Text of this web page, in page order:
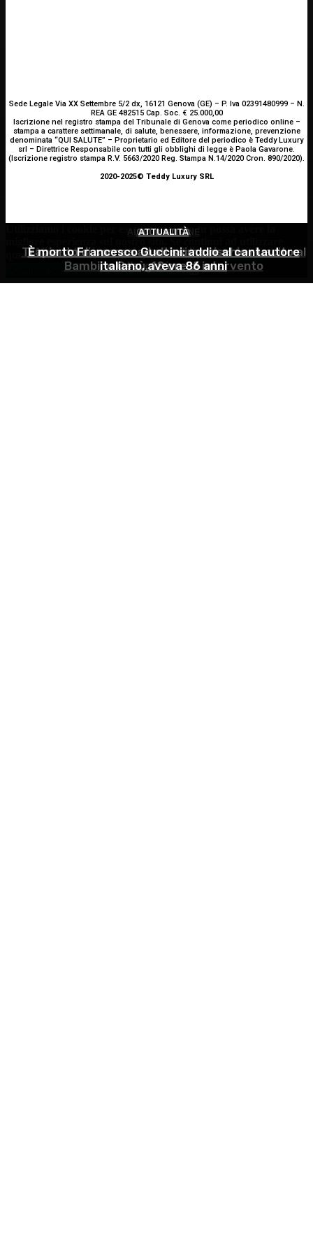
ALIMENTAZIONE
Alimentazione nei mesi caldi: come sostenere
l’organismo?
OCULISTICA
Trapianto di cornea ad altissimo rischio riuscito al
Bambino Gesù, 18 ore di intervento
ATTUALITÀ
È morto Francesco Guccini: addio al cantautore
italiano, aveva 86 anni
Sede Legale Via XX Settembre 5/2 dx, 16121 Genova (GE) – P. Iva 02391480999 – N.
REA GE 482515 Cap. Soc. € 25.000,00
Iscrizione nel registro stampa del Tribunale di Genova come periodico online –
stampa a carattere settimanale, di salute, benessere, informazione, prevenzione
denominata “QUI SALUTE” – Proprietario ed Editore del periodico è Teddy Luxury
srl – Direttrice Responsabile con tutti gli obblighi di legge è Paola Gavarone.
(Iscrizione registro stampa R.V. 5663/2020 Reg. Stampa N.14/2020 Cron. 890/2020).
2020-2025© Teddy Luxury SRL
Utilizziamo i cookie per essere sicuri che tu possa avere la
questo sito noi constatiamo che tu ne sia felice. Accetto
Continua senza accettare
Privacy policy